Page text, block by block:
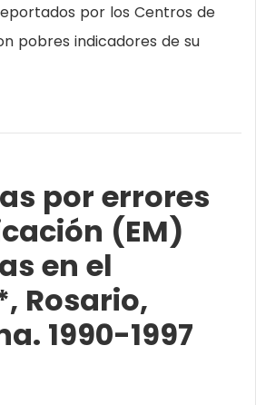
por los Centros de
pobres indicadores de su
por errores
(EM)
en el
Rosario,
1990-1997